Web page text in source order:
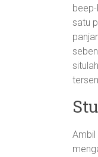
satu
Ambil